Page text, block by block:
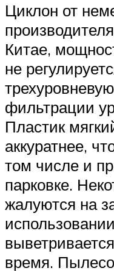
Циклон от
Китае,
не
фильтрации
Пластик
аккуратнее,
том числе и
парковке.
жалуются на
время.